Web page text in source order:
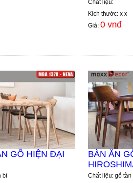
Chất liệu:
Kích thước: x x
Giá: 0 vnđ
GỖ HIỆN ĐẠI
bì
BÀN ĂN
Chất liệu: gỗ tần